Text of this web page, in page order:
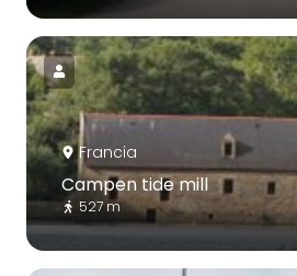
Francia
Campen tide mill
527 m